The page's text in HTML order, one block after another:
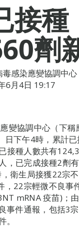
接種
劑
毒感染應變協調中心
6月4日 19:17
變協調中心（下稱
日下午4時，累計
接種人數共有
，已完成接種2劑
衛生局接獲22宗
，22宗輕微不良事
mRNA 疫苗)；
事件通報，包括3宗